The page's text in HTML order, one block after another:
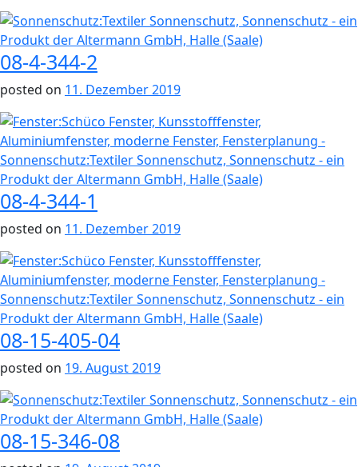
08-4-344-2
posted on 11. Dezember 2019
08-4-344-1
posted on 11. Dezember 2019
08-15-405-04
posted on 19. August 2019
08-15-346-08